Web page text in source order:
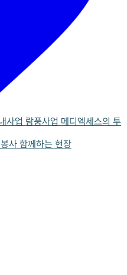
사업 람풍사업 메디엑세스의 투
사 함께하는 현장